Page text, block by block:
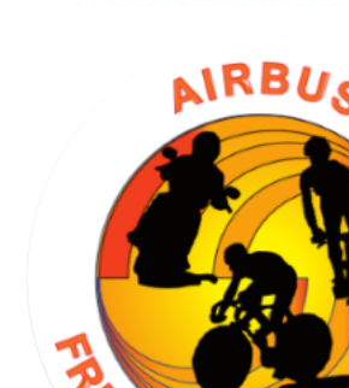
GOLF SOCIETY